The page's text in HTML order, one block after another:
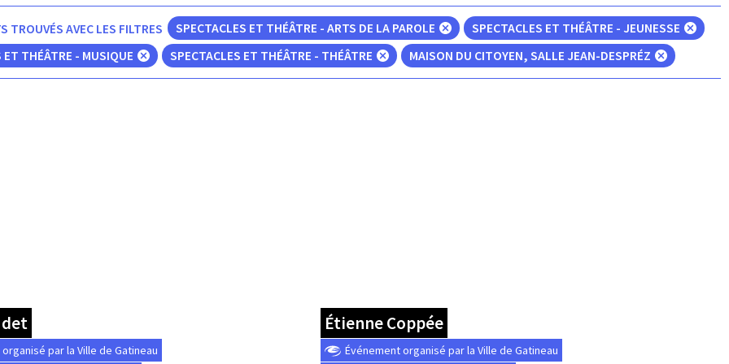
TROUVÉS AVEC LES FILTRES SPECTACLES ET THÉÂTRE - ARTS DE LA PAROLE
SPECTACLES ET THÉÂTRE - JEUNESSE
ET THÉÂTRE - MUSIQUE
SPECTACLES ET THÉÂTRE - THÉÂTRE MAISON DU CITOYEN, SALLE JEAN-DESPRÉZ
par la Ville de Gatineau
Étienne Coppée
Événement organisé par la Ville de Gatineau